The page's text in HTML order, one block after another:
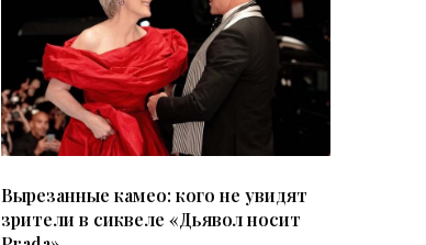
Вырезанные камео: кого не увидят
зрители в сиквеле «Дьявол носит